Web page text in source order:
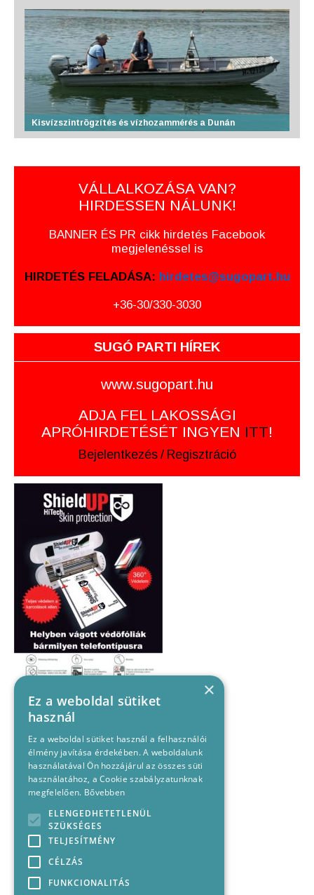
Kisvízszintrögzítés és vízhozammérés a Dunán
VÁLLALKOZÁSA VAN?
HIRDESSEN NÁLUNK!
BANNER ÉS PR cikk hirdetés Facebook
megjelenéssel is
HIRDETÉS FELADÁSA: hirdetes@sugopart.hu
+36-30/330-3030
SUGÓ PARTI HÍREK
www.sugopart.hu
ADJA FEL LAKOSSÁGI
APRÓHIRDETÉSÉT INGYEN ITT!
Bejelentkezés / Regisztráció
×
Ez a weboldal sütiket
használ
Ez a weboldal sütiket használ a felhasználói
élmény javítása érdekében. A weboldalunk
használatával Ön hozzájárul az összes süti
használatához, a Cookie szabályzatunknak
megfelelően. Bővebben
ELENGEDHETETLENÜL
SZÜKSÉGES
TELJESÍTMÉNY
CÉLZÁS
FUNKCIONALITÁS